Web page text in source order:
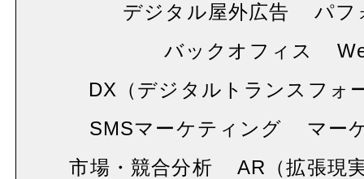
デジタル屋外広告
パフ
バックオフィス
DX（デジタルトランスフォ
SMSマーケティング
マー
市場・競合分析
AR（拡張現